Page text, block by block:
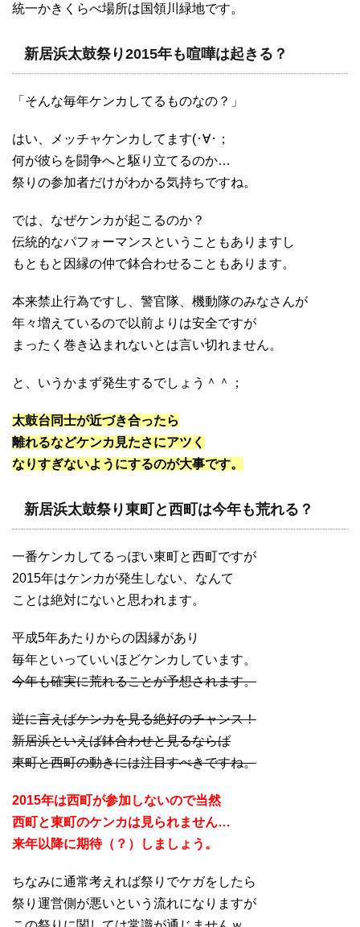
統一かきくらべ場所は国領川緑地です。
新居浜太鼓祭り2015年も喧嘩は起きる？
「そんな毎年ケンカしてるものなの？」
はい、メッチャケンカしてます(･∀･；
何が彼らを闘争へと駆り立てるのか…
祭りの参加者だけがわかる気持ちですね。
では、なぜケンカが起こるのか？
伝統的なパフォーマンスということもありますし
もともと因縁の仲で鉢合わせることもあります。
本来禁止行為ですし、警官隊、機動隊のみなさんが
年々増えているので以前よりは安全ですが
まったく巻き込まれないとは言い切れません。
と、いうかまず発生するでしょう＾＾；
太鼓台同士が近づき合ったら
離れるなどケンカ見たさにアツく
なりすぎないようにするのが大事です。
新居浜太鼓祭り東町と西町は今年も荒れる？
一番ケンカしてるっぽい東町と西町ですが
2015年はケンカが発生しない、なんて
ことは絶対にないと思われます。
平成5年あたりからの因縁があり
毎年といっていいほどケンカしています。
今年も確実に荒れることが予想されます。
逆に言えばケンカを見る絶好のチャンス！
新居浜といえば鉢合わせと見るならば
東町と西町の動きには注目すべきですね。
2015年は西町が参加しないので当然
西町と東町のケンカは見られません…
来年以降に期待（？）しましょう。
ちなみに通常考えれば祭りでケガをしたら
祭り運営側が悪いという流れになりますが